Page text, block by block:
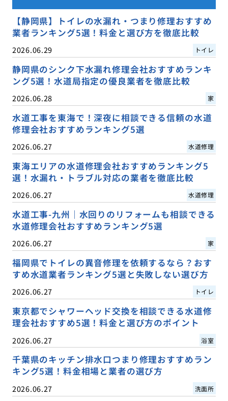
【静岡県】トイレの水漏れ・つまり修理おすすめ
業者ランキング5選！料金と選び方を徹底比較
2026.06.29 トイレ
静岡県のシンク下水漏れ修理会社おすすめランキ
ング5選！水道局指定の優良業者を徹底比較
2026.06.28 家
水道工事を東海で！深夜に相談できる信頼の水道
修理会社おすすめランキング5選
2026.06.27 水道修理
東海エリアの水道修理会社おすすめランキング5
選！水漏れ・トラブル対応の業者を徹底比較
2026.06.27 水道修理
水道工事-九州｜水回りのリフォームも相談できる
水道修理会社おすすめランキング5選
2026.06.27 家
福岡県でトイレの異音修理を依頼するなら？おす
すめ水道業者ランキング5選と失敗しない選び方
2026.06.27 トイレ
東京都でシャワーヘッド交換を相談できる水道修
理会社おすすめ5選！料金と選び方のポイント
2026.06.27 浴室
千葉県のキッチン排水口つまり修理おすすめラン
キング5選！料金相場と業者の選び方
2026.06.27 洗面所